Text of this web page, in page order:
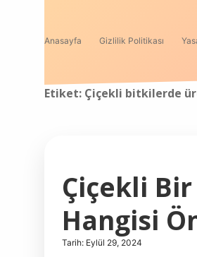
Anasayfa Gizlilik Politikası
Etiket: Çiçekli bitkilerde
Çiçekli
Hangisi
Tarih: Eylül 29, 2024